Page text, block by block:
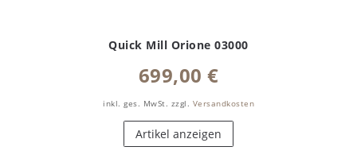
Quick Mill Orione 03000
699,00 €
inkl. ges. MwSt. zzgl. Versandkosten
Artikel anzeigen